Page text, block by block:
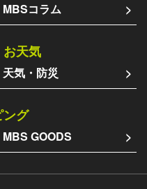
MBSコラム
天気
天気・防災
ング
MBS GOODS